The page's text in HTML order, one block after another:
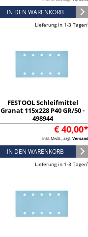
IN DEN WARENKORB
Lieferung in 1-3 Tagen¹
FESTOOL Schleifmittel
Granat 115x228 P40 GR/50 -
498944
€ 40,00*
inkl. MwSt., zzgl. Versand
IN DEN WARENKORB
Lieferung in 1-3 Tagen¹